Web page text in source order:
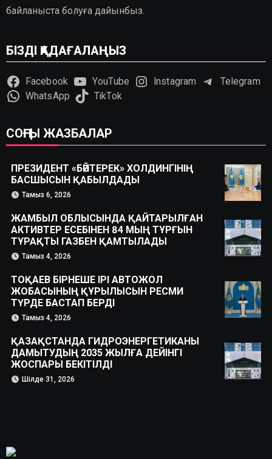
байланыста болуға дайынбыз.
БІЗДІ ҚАДАҒАЛАҢЫЗ
Facebook YouTube Instagram
Telegram
WhatsApp
TikTok
СОҢҒЫ ЖАЗБАЛАР
ПРЕЗИДЕНТ «БӘЙТЕРЕК» ХОЛДИНГІНІҢ
БАСШЫСЫН ҚАБЫЛДАДЫ
Тамыз 6, 2026
ЖАМБЫЛ ОБЛЫСЫНДА ҚАЙТАРЫЛҒАН
АКТИВТЕР ЕСЕБІНЕН 84 МЫҢ ТҰРҒЫН
ТҰРАҚТЫ ГАЗБЕН ҚАМТЫЛАДЫ
Тамыз 4, 2026
ТОҚАЕВ БІРНЕШЕ ІРІ АВТОЖОЛ
ЖОБАСЫНЫҢ ҚҰРЫЛЫСЫН РЕСМИ
ТҮРДЕ БАСТАП БЕРДІ
Тамыз 4, 2026
ҚАЗАҚСТАНДА ГИДРОЭНЕРГЕТИКАНЫ
ДАМЫТУДЫҢ 2035 ЖЫЛҒА ДЕЙІНГІ
ЖОСПАРЫ БЕКІТІЛДІ
Шілде 31, 2026